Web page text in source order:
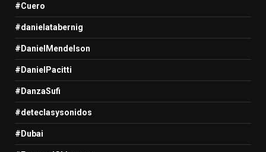
#Cuero
#danielatabernig
#DanielMendelson
#DanielPacitti
#DanzaSufi
#deteclasysonidos
#Dubai